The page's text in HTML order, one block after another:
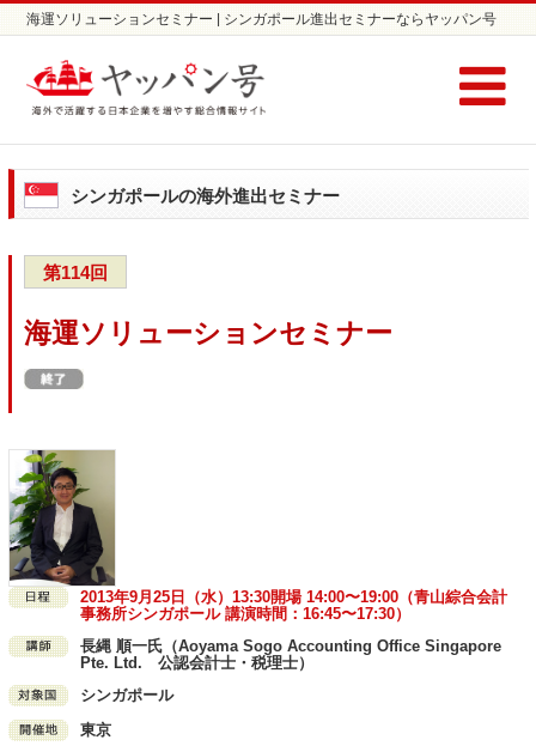
海運ソリューションセミナー | シンガポール進出セミナーならヤッパン号
シンガポールの海外進出セミナー
第114回
海運ソリューションセミナー
2013年9月25日（水）13:30開場 14:00〜19:00（青山綜合会計
事務所シンガポール 講演時間：16:45〜17:30）
長縄 順一氏（Aoyama Sogo Accounting Office Singapore
Pte. Ltd. 公認会計士・税理士）
シンガポール
東京